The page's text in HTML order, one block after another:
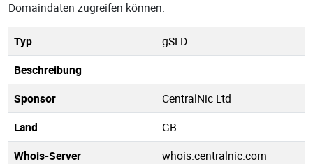
Domaindaten zugreifen können.
Typ
gSLD
Beschreibung
Sponsor
CentralNic Ltd
Land
GB
Whois-Server
whois.centralnic.com